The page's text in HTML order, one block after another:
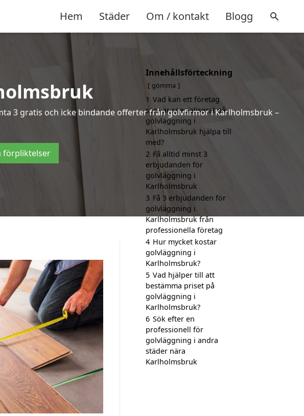
Hem Städer Om / kontakt Blogg
3 gratis och icke bindande offerter från golvfirmor i Karlholmsbruk –
förpliktelser
Innehållsförteckning
gömma
1 Vad kan ett företag
som är specialiserat på
golvläggning i
Karlholmsbruk hjälpa till
med?
2 Få alltid minst 3
erbjudanden för
golvläggning i
Karlholmsbruk
3 Få 3 erbjudanden för
golvläggning i
Karlholmsbruk från
professionella företag
4 Hur mycket kostar
golvläggning i
Karlholmsbruk?
5 Vad hjälper till att
bestämma priset på
golvläggning i
Karlholmsbruk?
6 Sök efter en
professionell för
golvläggning i andra
städer nära
Karlholmsbruk